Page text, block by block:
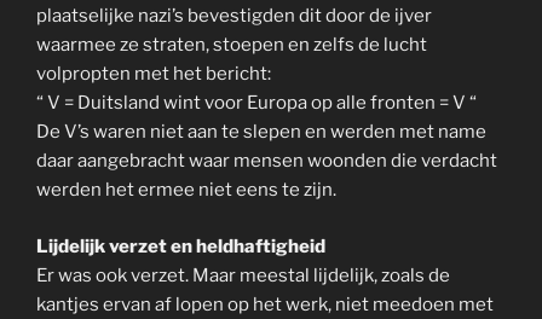
plaatselijke nazi’s bevestigden dit door de ijver
waarmee ze straten, stoepen en zelfs de lucht
volpropten met het bericht:
“ V = Duitsland wint voor Europa op alle fronten = V “
De V’s waren niet aan te slepen en werden met name
daar aangebracht waar mensen woonden die verdacht
werden het ermee niet eens te zijn.
Lijdelijk verzet en heldhaftigheid
Er was ook verzet. Maar meestal lijdelijk, zoals de
kantjes ervan af lopen op het werk, niet meedoen met